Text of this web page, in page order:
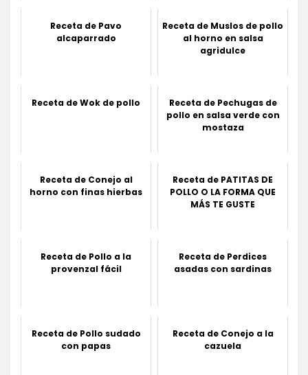
Receta de Pavo
alcaparrado
Receta de Muslos de pollo
al horno en salsa
agridulce
Receta de Wok de pollo
Receta de Pechugas de
pollo en salsa verde con
mostaza
Receta de Conejo al
horno con finas hierbas
Receta de PATITAS DE
POLLO O LA FORMA QUE
MÁS TE GUSTE
Receta de Pollo a la
provenzal fácil
Receta de Perdices
asadas con sardinas
Receta de Pollo sudado
con papas
Receta de Conejo a la
cazuela